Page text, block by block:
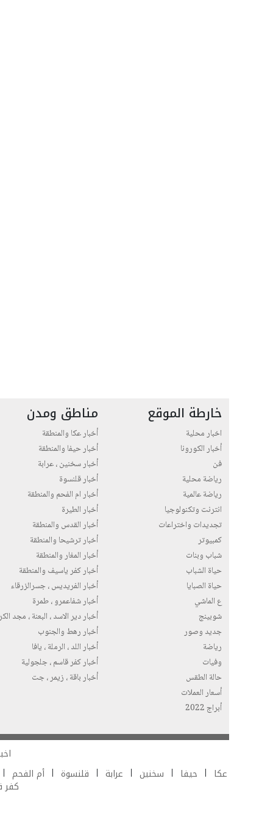
خارطة الموقع
اخبار محلية
أخبار الكورونا
فن
رياضة محلية
رياضة عالمية
انترنت وتكنولوجيا
تجديدات واختراعات
كمبيوتر
شباب وبنات
حياة الشباب
حياة الصبايا
ع الماشي
شوبينج
جديد وصور
رياضة
وفيات
حالة الطقس
أسعار العملات
أبراج 2022
مناطق ومدن
أخبار عكا والمنطقة
أخبار حيفا والمنطقة
أخبار سخنين ، عرابة
أخبار قلنسوة
أخبار ام الفحم والمنطقة
أخبار الطيرة
أخبار القدس والمنطقة
أخبار ترشيحا والمنطقة
أخبار المغار والمنطقة
أخبار كفر ياسيف والمنطقة
أخبار الفريديس ، جسرالزرقاء
أخبار شفاعمرو ، طمرة
أخبار دير الاسد ، البعنة ، مجد
أخبار رهط والجنوب
أخبار اللد ، الرملة ، يافا
أخبار كفر قاسم ، جلجولية
أخبار باقة ، زيمر ، جت
عكا
حيفا سخنين عرابة قلنسوة أم الفحم
كفر